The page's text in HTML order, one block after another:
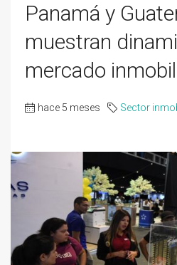
Panamá y
muestran
mercado
hace 5 meses Sector